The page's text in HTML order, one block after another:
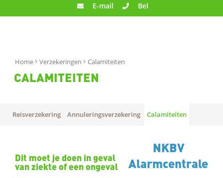
E-mail Bel
Home Verzekeringen Calamiteiten
CALAMITEITEN
Reisverzekering Annuleringsverzekering Calamiteiten
Dit moet je doen in geval
van ziekte of een ongeval
NKBV
Alarmcentrale